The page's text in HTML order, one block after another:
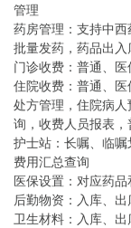
管理
药房管理：支持中
批量发药，药品出
门诊收费：普通、
住院收费：普通、
处方管理，住院病
询，收费人员报表
护士站：长嘱、临
费用汇总查询
医保设置：对应药
后勤物资：入库、
卫生材料：入库、